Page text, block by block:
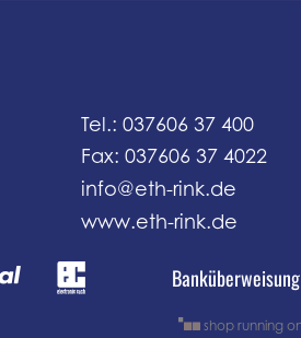
Tel.: 037606 37 400
Fax: 037606 37 4022
info@eth-rink.de
www.eth-rink.de
Banküberweisung
shop running